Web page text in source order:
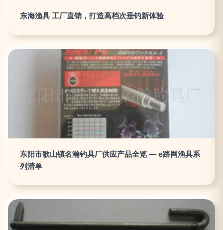
东海渔具 工厂直销，打造高档次垂钓新体验
东阳市歌山镇名瀚钓具厂供应产品全览 — e路网渔具系
列清单